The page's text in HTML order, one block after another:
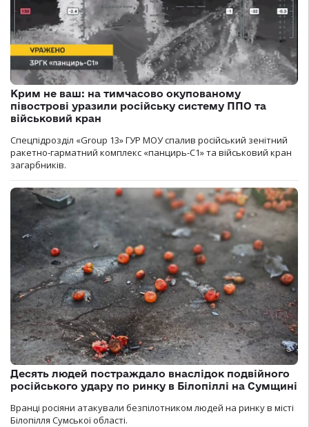
Крим не ваш: на тимчасово окупованому
півострові уразили російську систему ППО та
військовий кран
Спецпідрозділ «Group 13» ГУР МОУ спалив російський зенітний
ракетно-гарматний комплекс «панцирь-С1» та військовий кран
загарбників.
Десять людей постраждало внаслідок подвійного
російського удару по ринку в Білопіллі на Сумщині
Вранці росіяни атакували безпілотником людей на ринку в місті
Білопілля Сумської області.